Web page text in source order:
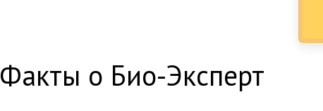
Факты о Био-Эксперт